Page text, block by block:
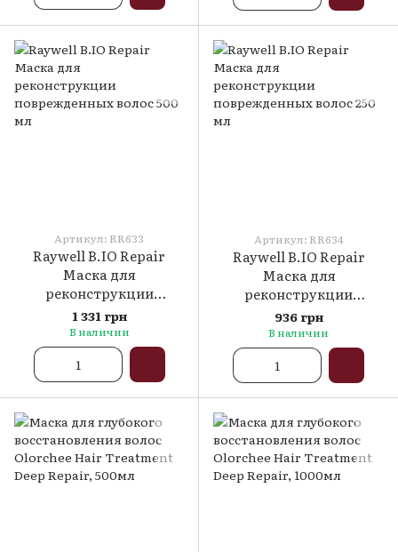
Артикул: RR633
Raywell B.IO Repair
Маска для
реконструкции
поврежденных волос
500 мл
1 331 грн
В наличии
Артикул: RR634
Raywell B.IO Repair
Маска для
реконструкции
поврежденных волос
250 мл
936 грн
В наличии